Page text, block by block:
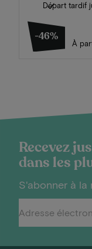
Départ tardif
-46%
À
Recevez
dans les
S'abonner à la